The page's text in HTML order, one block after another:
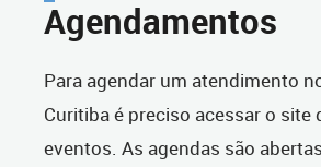
Agendamentos
Para agendar um atendimento
Curitiba é preciso acessar o site
eventos. As agendas são